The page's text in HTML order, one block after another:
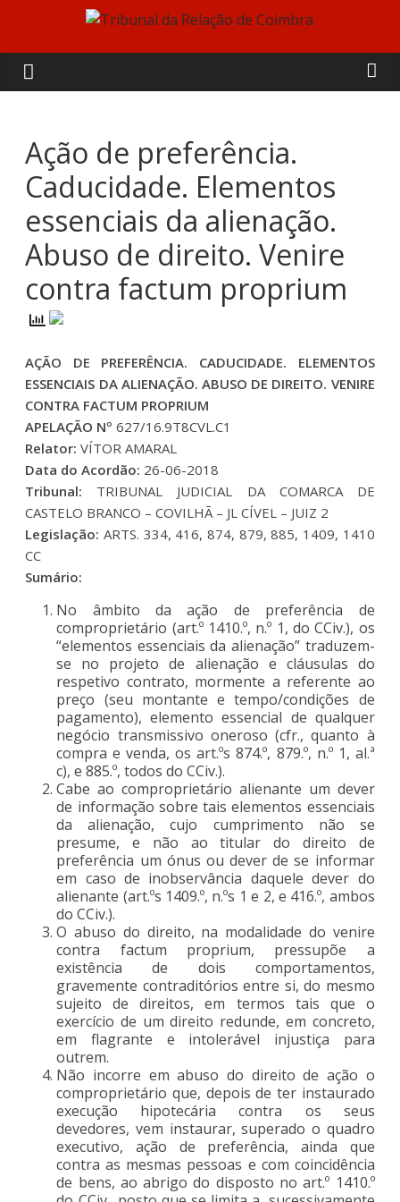
content
Tribunal
da
Relação
de
Coimbra
Ação de preferência.
Caducidade. Elementos
essenciais da alienação.
Abuso de direito. Venire
contra factum proprium
AÇÃO DE PREFERÊNCIA. CADUCIDADE. ELEMENTOS
ESSENCIAIS DA ALIENAÇÃO. ABUSO DE DIREITO. VENIRE
CONTRA FACTUM PROPRIUM
APELAÇÃO Nº 627/16.9T8CVL.C1
Relator: VÍTOR AMARAL
Data do Acordão: 26-06-2018
Tribunal: TRIBUNAL JUDICIAL DA COMARCA DE
CASTELO BRANCO – COVILHÃ – JL CÍVEL – JUIZ 2
Legislação: ARTS. 334, 416, 874, 879, 885, 1409, 1410
CC
Sumário:
No âmbito da ação de preferência de
comproprietário (art.º 1410.º, n.º 1, do CCiv.), os
“elementos essenciais da alienação” traduzem-
se no projeto de alienação e cláusulas do
respetivo contrato, mormente a referente ao
preço (seu montante e tempo/condições de
pagamento), elemento essencial de qualquer
negócio transmissivo oneroso (cfr., quanto à
compra e venda, os art.ºs 874.º, 879.º, n.º 1, al.ª
c), e 885.º, todos do CCiv.).
Cabe ao comproprietário alienante um dever
de informação sobre tais elementos essenciais
da alienação, cujo cumprimento não se
presume, e não ao titular do direito de
preferência um ónus ou dever de se informar
em caso de inobservância daquele dever do
alienante (art.ºs 1409.º, n.ºs 1 e 2, e 416.º, ambos
do CCiv.).
O abuso do direito, na modalidade do venire
contra factum proprium, pressupõe a
existência de dois comportamentos,
gravemente contraditórios entre si, do mesmo
sujeito de direitos, em termos tais que o
exercício de um direito redunde, em concreto,
em flagrante e intolerável injustiça para
outrem.
Não incorre em abuso do direito de ação o
comproprietário que, depois de ter instaurado
execução hipotecária contra os seus
devedores, vem instaurar, superado o quadro
executivo, ação de preferência, ainda que
contra as mesmas pessoas e com coincidência
de bens, ao abrigo do disposto no art.º 1410.º